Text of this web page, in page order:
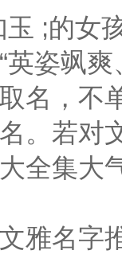
玉 ;的女
英姿飒
名，不
。若对
全集大
雅名字